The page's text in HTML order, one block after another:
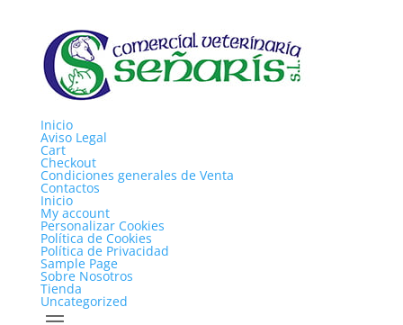
Inicio
Aviso Legal
Cart
Checkout
Condiciones generales de Venta
Contactos
Inicio
My account
Personalizar Cookies
Política de Cookies
Política de Privacidad
Sample Page
Sobre Nosotros
Tienda
Uncategorized